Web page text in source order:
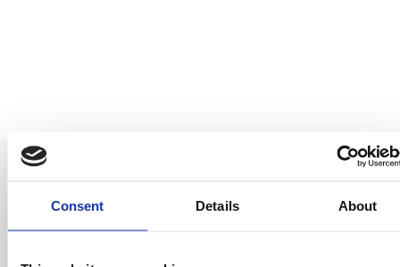
Consent Details About